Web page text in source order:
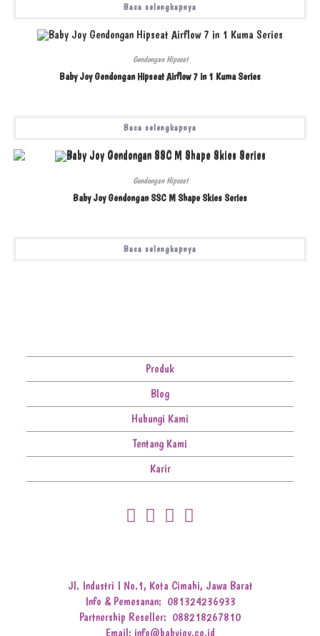
Baca selengkapnya
Gendongan Hipseat
Baby Joy Gendongan Hipseat Airflow 7 in 1 Kuma Series
Baca selengkapnya
Gendongan Hipseat
Baby Joy Gendongan SSC M Shape Skies Series
Baca selengkapnya
Produk
Blog
Hubungi Kami
Tentang Kami
Karir
Jl. Industri I No.1, Kota Cimahi, Jawa Barat
Info & Pemesanan: 081324236933
Partnership Reseller: 088218267810
Email: info@babyjoy.co.id